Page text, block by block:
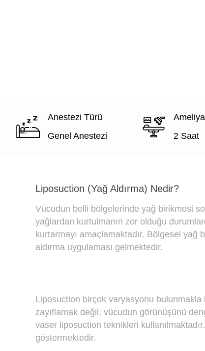
Anestezi Türü
Genel Anestezi
2 Saat
Liposuction (Yağ Aldırma) Nedir?
Vücudun belli bölgelerinde yağ birikmesi
yağlardan kurtulmanın zor olduğu
kurtarmayı amaçlamaktadır. Bölgesel yağ
aldırma uygulaması gelmektedir.
Liposuction birçok varyasyonu bulunmakla
zayıflamak değil, vücudun görünüşünü
vaser liposuction teknikleri
göstermektedir.